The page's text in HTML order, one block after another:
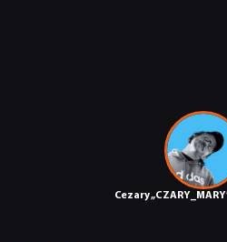
SKLEP
Cezary